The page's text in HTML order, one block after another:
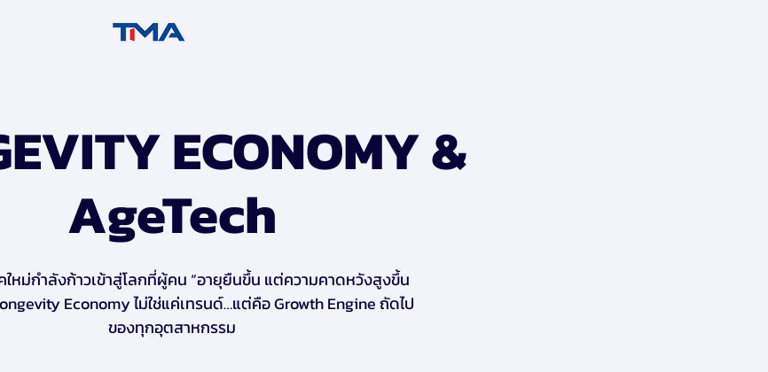
ECONOMY &
AgeTech
หม่กำลังก้าวเข้าสู่โลกที่ผู้คน “อายุยืนขึ้น แต่ความคาดหวังสูงขึ้น
Economy ไม่ใช่แค่เทรนด์…แต่คือ Growth Engine ถัดไป
ของทุกอุตสาหกรรม